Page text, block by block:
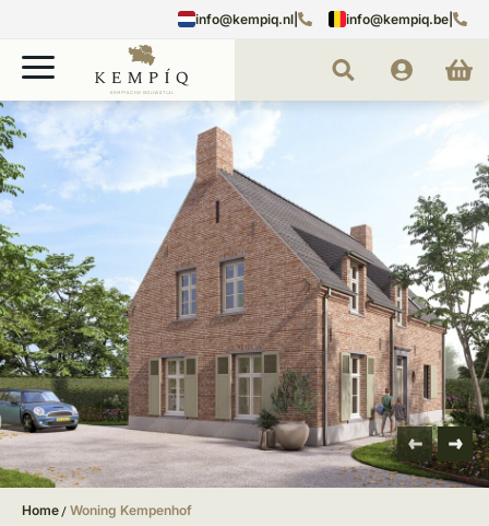
info@kempiq.nl info@kempiq.be
Home Woning Kempenhof